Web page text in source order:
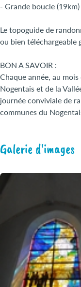
- Grande boucle (19km)
Le topoguide de
ou bien téléchargeable
BON A SAVOIR :
Chaque année, au
Nogentais et de la
journée conviviale de
communes du
Galerie d'images